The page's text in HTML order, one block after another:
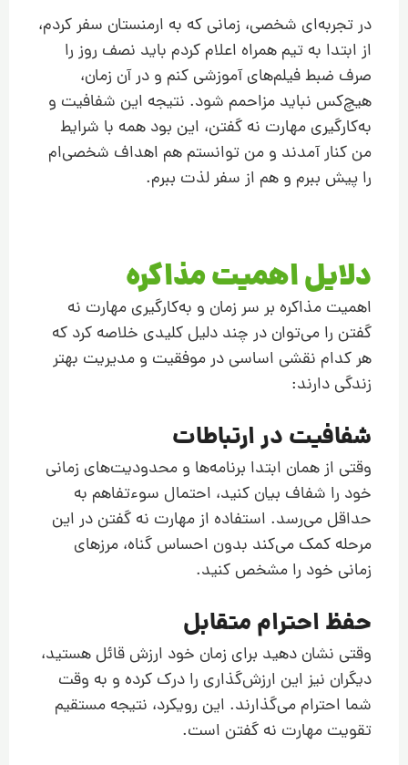
در تجربه‌ای شخصی، زمانی که به ارمنستان سفر کردم،
از ابتدا به تیم همراه اعلام کردم باید نصف روز را
صرف ضبط فیلم‌های آموزشی کنم و در آن زمان،
هیچ‌کس نباید مزاحمم شود. نتیجه این شفافیت و
به‌کارگیری مهارت نه گفتن، این بود همه با شرایط
من کنار آمدند و من توانستم هم اهداف شخصی‌ام
را پیش ببرم و هم از سفر لذت ببرم.
دلایل اهمیت مذاکره
اهمیت مذاکره بر سر زمان و به‌کارگیری مهارت نه
گفتن را می‌توان در چند دلیل کلیدی خلاصه کرد که
هر کدام نقشی اساسی در موفقیت و مدیریت بهتر
زندگی دارند:
شفافیت در ارتباطات
وقتی از همان ابتدا برنامه‌ها و محدودیت‌های زمانی
خود را شفاف بیان کنید، احتمال سوءتفاهم به
حداقل می‌رسد. استفاده از مهارت نه گفتن در این
مرحله کمک می‌کند بدون احساس گناه، مرزهای
زمانی خود را مشخص کنید.
حفظ احترام متقابل
وقتی نشان دهید برای زمان خود ارزش قائل هستید،
دیگران نیز این ارزش‌گذاری را درک کرده و به وقت
شما احترام می‌گذارند. این رویکرد، نتیجه مستقیم
تقویت مهارت نه گفتن است.